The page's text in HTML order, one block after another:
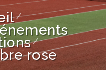
rose